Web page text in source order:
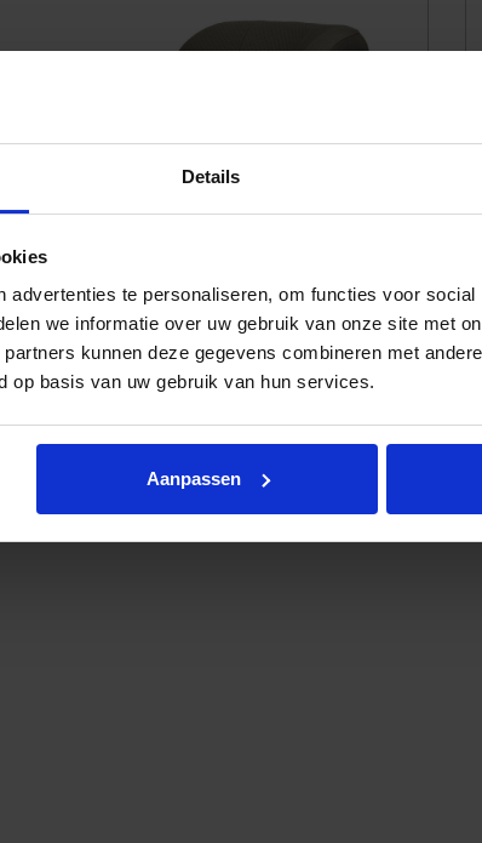
Details
advertenties te personaliseren, om functies voor
we informatie over uw gebruik van onze site met
kunnen deze gegevens combineren met
op basis van uw gebruik van hun services.
Aanpassen
Fauteuil Raff